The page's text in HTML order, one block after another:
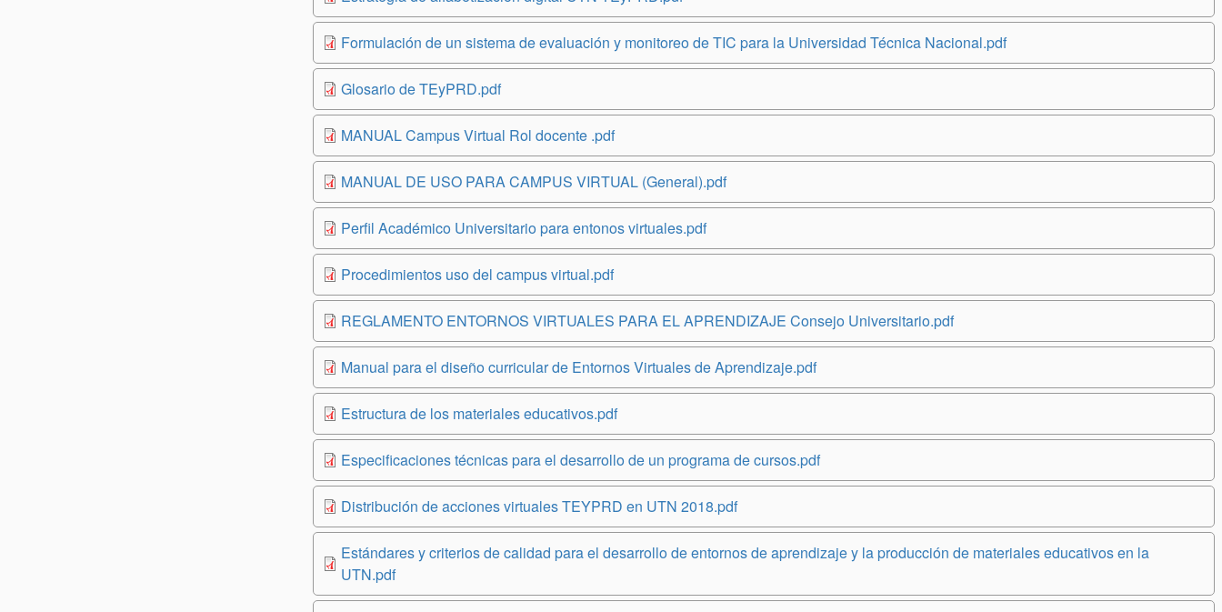
Formulación de un sistema de evaluación y monitoreo de TIC para la Universidad Técnica Nacional.pdf
Glosario de TEyPRD.pdf
MANUAL Campus Virtual Rol docente .pdf
MANUAL DE USO PARA CAMPUS VIRTUAL (General).pdf
Perfil Académico Universitario para entonos virtuales.pdf
Procedimientos uso del campus virtual.pdf
REGLAMENTO ENTORNOS VIRTUALES PARA EL APRENDIZAJE Consejo Universitario.pdf
Manual para el diseño curricular de Entornos Virtuales de Aprendizaje.pdf
Estructura de los materiales educativos.pdf
Especificaciones técnicas para el desarrollo de un programa de cursos.pdf
Distribución de acciones virtuales TEYPRD en UTN 2018.pdf
Estándares y criterios de calidad para el desarrollo de entornos de aprendizaje y la producción de materiales educativos en la
UTN.pdf